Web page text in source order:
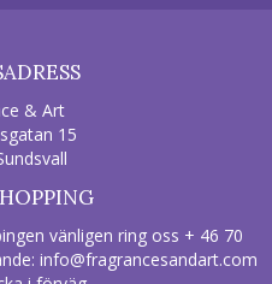
& Art
15
vänligen ring oss + 46 70
info@fragrancesandart.com